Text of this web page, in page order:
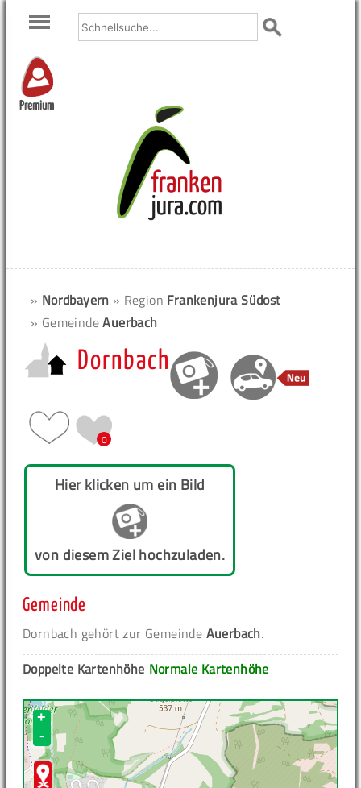
Premium
» Nordbayern » Region Frankenjura Südost
» GemeindeAuerbach
Dornbach
0
Hier klicken um ein Bild
von diesem Ziel hochzuladen.
Gemeinde
Dornbach gehört zur Gemeinde Auerbach.
Normale Kartenhöhe
Doppelte Kartenhöhe
+
-